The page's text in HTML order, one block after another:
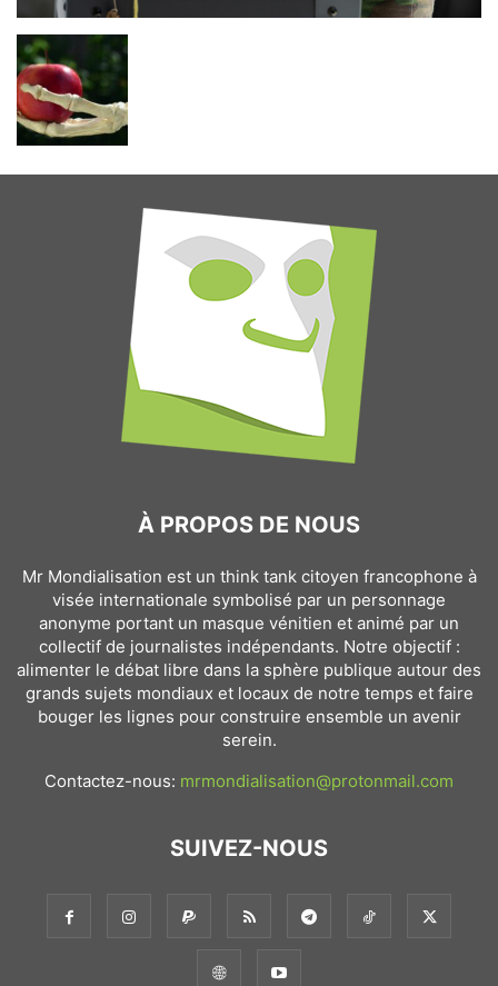
À PROPOS DE NOUS
Mr Mondialisation est un think tank citoyen francophone à
visée internationale symbolisé par un personnage
anonyme portant un masque vénitien et animé par un
collectif de journalistes indépendants. Notre objectif :
alimenter le débat libre dans la sphère publique autour des
grands sujets mondiaux et locaux de notre temps et faire
bouger les lignes pour construire ensemble un avenir
serein.
Contactez-nous: mrmondialisation@protonmail.com
SUIVEZ-NOUS